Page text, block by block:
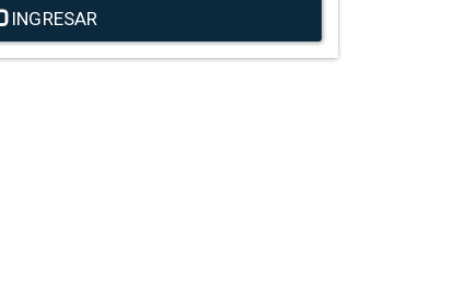
INGRESAR